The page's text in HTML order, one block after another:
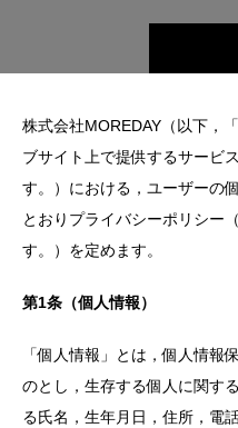
株式会社MOREDAY（以下，
ブサイト上で提供するサービ
す。）における，ユーザーの
とおりプライバシーポリシー
す。）を定めます。
第1条（個人情報）
「個人情報」とは，個人情報
のとし，生存する個人に関す
る氏名，生年月日，住所，電